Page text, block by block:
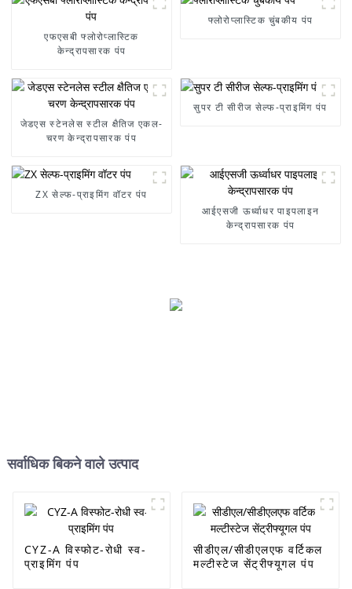
एफएसबी फ्लोरोप्लास्टिक
केन्द्रापसारक पंप
फ्लोरोप्लास्टिक चुंबकीय पंप
जेडएस स्टेनलेस स्टील क्षैतिज एकल-
चरण केन्द्रापसारक पंप
सुपर टी सीरीज सेल्फ-प्राइमिंग पंप
ZX सेल्फ-प्राइमिंग वॉटर पंप
आईएसजी ऊर्ध्वाधर पाइपलाइन
केन्द्रापसारक पंप
सर्वाधिक बिकने वाले उत्पाद
CYZ-A विस्फोट-रोधी स्व-
प्राइमिंग पंप
सीडीएल/सीडीएलएफ वर्टिकल
मल्टीस्टेज सेंट्रीफ्यूगल पंप